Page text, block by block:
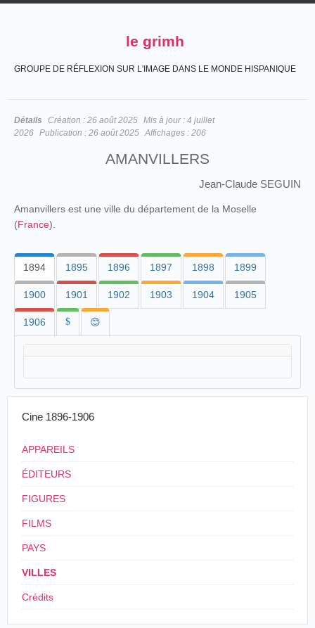
le grimh
GROUPE DE RÉFLEXION SUR L'IMAGE DANS LE MONDE HISPANIQUE
Détails Création : 26 août 2025 Mis à jour : 4 juillet
2026 Publication : 26 août 2025 Affichages : 206
AMANVILLERS
Jean-Claude SEGUIN
Amanvillers est une ville du département de la Moselle
(France).
1894 1895 1896 1897 1898 1899
1900 1901 1902 1903 1904 1905
1906 $ 😊
Cine 1896-1906
APPAREILS
ÉDITEURS
FIGURES
FILMS
PAYS
VILLES
Crédits